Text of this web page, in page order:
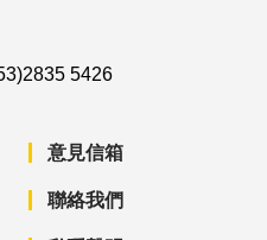
5426
意見信箱
聯絡我們